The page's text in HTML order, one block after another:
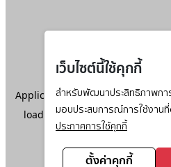
เว็บไซต์นี้ใช้คุกกี้
สำหรับพัฒนาประสิทธิภาพกา
มอบประสบการณ์การใช้งาน
ประกาศการใช้คุกกี้
ตั้งค่าคุกกี้
Application error: aclient-side
loadingwww.ktc.co.th(see the